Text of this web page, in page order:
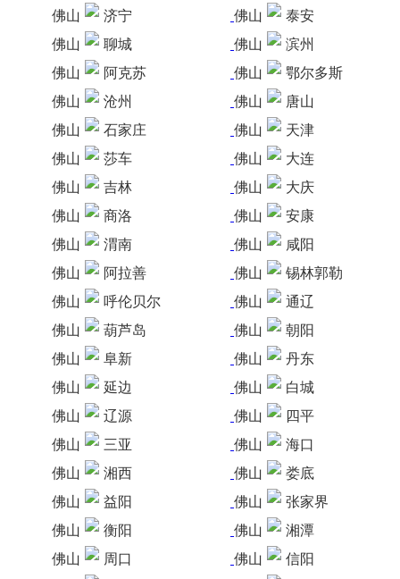
佛山
济宁 佛山
泰安
佛山
聊城 佛山
滨州
佛山
阿克苏 佛山
鄂尔多斯
佛山
沧州 佛山
唐山
佛山
石家庄 佛山
天津
佛山
莎车 佛山
大连
佛山
吉林 佛山
大庆
佛山
商洛 佛山
安康
佛山
渭南 佛山
咸阳
佛山
阿拉善 佛山
锡林郭勒
佛山
呼伦贝尔 佛山
通辽
佛山
葫芦岛 佛山
朝阳
佛山
阜新 佛山
丹东
佛山
延边 佛山
白城
佛山
辽源 佛山
四平
佛山
三亚 佛山
海口
佛山
湘西 佛山
娄底
佛山
益阳 佛山
张家界
佛山
衡阳 佛山
湘潭
佛山
周口 佛山
信阳